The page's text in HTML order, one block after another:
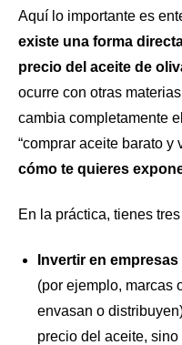
Aquí lo importante es
existe una forma
precio del aceite de
ocurre con otras
cambia completamente
“comprar aceite barato y
cómo te quieres
En la práctica, tienes
Invertir en empresas
(por ejemplo, marcas
envasan o
precio del aceite,